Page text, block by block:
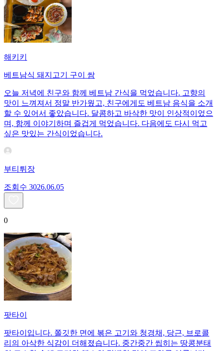
해키키
베트남식 돼지고기 구이 쌈
오늘 저녁에 친구와 함께 베트남 간식을 먹었습니다. 고향의
맛이 느껴져서 정말 반가웠고, 친구에게도 베트남 음식을 소개
할 수 있어서 좋았습니다. 달콤하고 바삭한 맛이 인상적이었으
며, 함께 이야기하며 즐겁게 먹었습니다. 다음에도 다시 먹고
싶은 맛있는 간식이었습니다.
부티튀장
조회수 3026.06.05
0
팟타이
팟타이입니다. 쫄깃한 면에 볶은 고기와 청경채, 당근, 브로콜
리의 아삭한 식감이 더해졌습니다. 중간중간 씹히는 땅콩분태